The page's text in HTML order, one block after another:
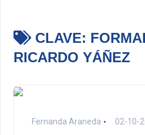
CLAVE:
RICARDO YÁÑEZ
Fernanda Araneda 02-10-